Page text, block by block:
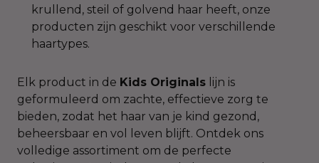
krullend, steil of golvend haar heeft, onze
producten zijn geschikt voor verschillende
haartypes.
Elk product in de Kids Originals lijn is
geformuleerd om zachte, effectieve zorg te
bieden, zodat het haar van je kind gezond,
beheersbaar en vol leven blijft. Ontdek ons
volledige assortiment om de perfecte